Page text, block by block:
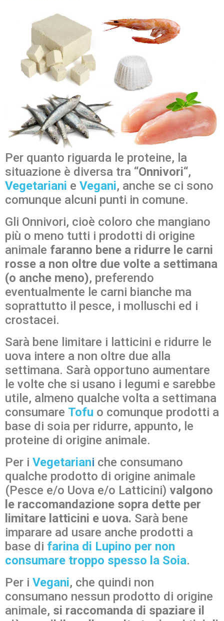
Per quanto riguarda le proteine, la
situazione è diversa tra “Onnivori“,
Vegetariani e Vegani, anche se ci sono
comunque alcuni punti in comune.
Gli Onnivori, cioè coloro che mangiano
più o meno tutti i prodotti di origine
animale faranno bene a ridurre le carni
rosse a non oltre due volte a settimana
(o anche meno), preferendo
eventualmente le carni bianche ma
soprattutto il pesce, i molluschi ed i
crostacei.
Sarà bene limitare i latticini e ridurre le
uova intere a non oltre due alla
settimana. Sarà opportuno aumentare
le volte che si usano i legumi e sarebbe
utile, almeno qualche volta a settimana
consumare Tofu o comunque prodotti a
base di soia per ridurre, appunto, le
proteine di origine animale.
Per i Vegetariani che consumano
qualche prodotto di origine animale
(Pesce e/o Uova e/o Latticini) valgono
le raccomandazione sopra dette per
limitare latticini e uova. Sarà bene
imparare ad usare anche prodotti a
base di farina di Lupino per non
consumare troppo spesso la Soia.
Per i Vegani, che quindi non
consumano nessun prodotto di origine
animale, si raccomanda di spaziare il